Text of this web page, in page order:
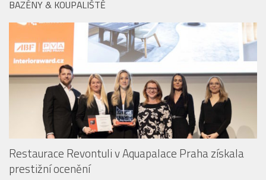
Restaurace Revontuli v Aquapalace Praha získala
prestižní ocenění